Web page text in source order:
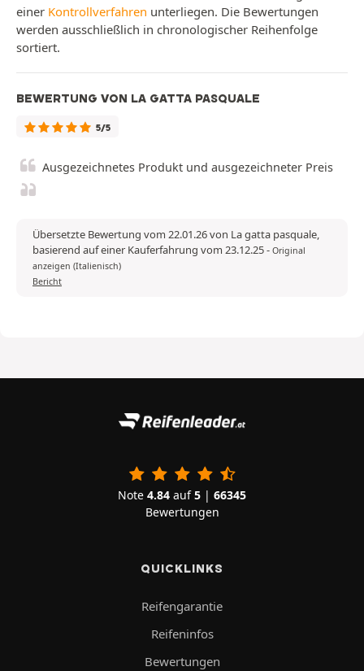
einer Kontrollverfahren unterliegen. Die Bewertungen
werden ausschließlich in chronologischer Reihenfolge
sortiert.
BEWERTUNG VON LA GATTA PASQUALE
5/5
Ausgezeichnetes Produkt und ausgezeichneter Preis
Übersetzte Bewertung vom 22.01.26 von La gatta pasquale,
basierend auf einer Kauferfahrung vom 23.12.25- Original
anzeigen (Italienisch)
Bericht
Note 4.84 auf5 | 66345
Bewertungen
QUICKLINKS
Reifengarantie
Reifeninfos
Bewertungen